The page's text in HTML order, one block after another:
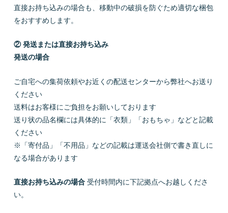
直接お持ち込みの場合も、移動中の破損を防ぐため適切な梱包
をおすすめします。
② 発送または直接お持ち込み
発送の場合
ご自宅への集荷依頼やお近くの配送センターから弊社へお送り
ください
送料はお客様にご負担をお願いしております
送り状の品名欄には具体的に「衣類」「おもちゃ」などと記載
ください
※「寄付品」「不用品」などの記載は運送会社側で書き直しに
なる場合があります
直接お持ち込みの場合受付時間内に下記拠点へお越しくださ
い。